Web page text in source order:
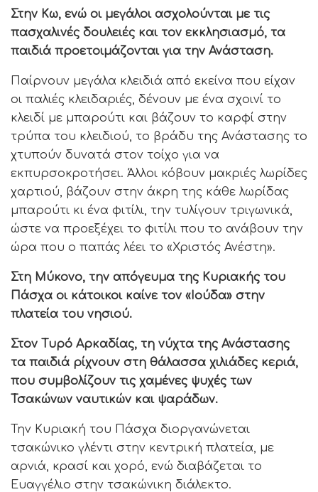
Στην Κω, ενώ οι μεγάλοι ασχολούνται με τις
πασχαλινές δουλειές και τον εκκλησιασμό, τα
παιδιά προετοιμάζονται για την Ανάσταση.
Παίρνουν μεγάλα κλειδιά από εκείνα που είχαν
οι παλιές κλειδαριές, δένουν με ένα σχοινί το
κλειδί με μπαρούτι και βάζουν το καρφί στην
τρύπα του κλειδιού, το βράδυ της Ανάστασης το
χτυπούν δυνατά στον τοίχο για να
εκπυρσοκροτήσει. Άλλοι κόβουν μακριές λωρίδες
χαρτιού, βάζουν στην άκρη της κάθε λωρίδας
μπαρούτι κι ένα φιτίλι, την τυλίγουν τριγωνικά,
ώστε να προεξέχει το φιτίλι που το ανάβουν την
ώρα που ο παπάς λέει το «Χριστός Ανέστη».
Στη Μύκονο, την απόγευμα της Κυριακής του
Πάσχα οι κάτοικοι καίνε τον «Ιούδα» στην
πλατεία του νησιού.
Στον Τυρό Αρκαδίας, τη νύχτα της Ανάστασης
τα παιδιά ρίχνουν στη θάλασσα χιλιάδες κεριά,
που συμβολίζουν τις χαμένες ψυχές των
Τσακώνων ναυτικών και ψαράδων.
Την Κυριακή του Πάσχα διοργανώνεται
τσακώνικο γλέντι στην κεντρική πλατεία, με
αρνιά, κρασί και χορό, ενώ διαβάζεται το
Ευαγγέλιο στην τσακώνικη διάλεκτο.